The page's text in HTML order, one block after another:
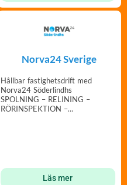
Norva24 Sverige
Hållbar fastighetsdrift med
Norva24 Söderlindhs
SPOLNING – RELINING –
RÖRINSPEKTION –
Läs mer